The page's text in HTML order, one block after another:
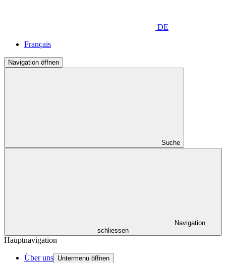
DE
Français
Navigation öffnen
Suche
Navigation
schliessen
Hauptnavigation
Über uns Untermenu öffnen